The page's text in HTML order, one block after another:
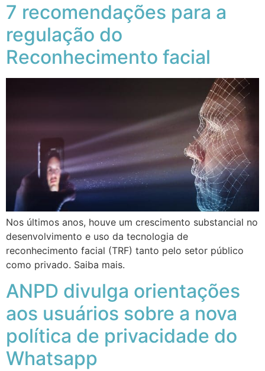
7 recomendações para a
regulação do
Reconhecimento facial
Nos últimos anos, houve um crescimento substancial no
desenvolvimento e uso da tecnologia de
reconhecimento facial (TRF) tanto pelo setor público
como privado. Saiba mais.
ANPD divulga orientações
aos usuários sobre a nova
política de privacidade do
Whatsapp